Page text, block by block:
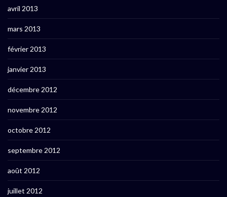
avril 2013
mars 2013
février 2013
janvier 2013
décembre 2012
novembre 2012
octobre 2012
septembre 2012
août 2012
juillet 2012